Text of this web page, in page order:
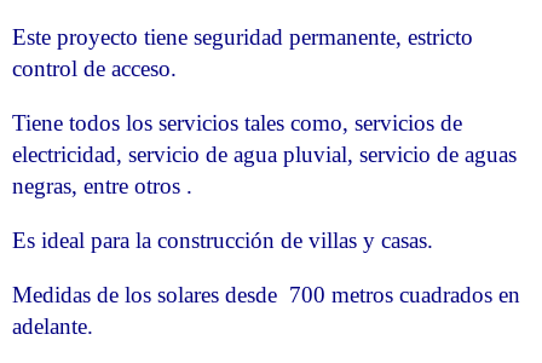
Este proyecto tiene seguridad permanente, estricto
control de acceso.
Tiene todos los servicios tales como, servicios de
electricidad, servicio de agua pluvial, servicio de aguas
negras, entre otros .
Es ideal para la construcción de villas y casas.
Medidas de los solares desde 700 metros cuadrados en
adelante.